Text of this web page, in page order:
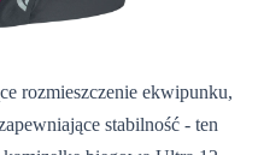
rozmieszczenie ekwipunku,
stabilność - ten